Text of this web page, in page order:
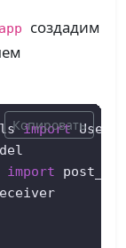
создадим
import
import
Копировать